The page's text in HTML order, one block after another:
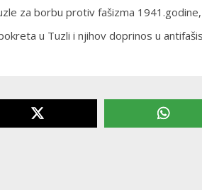
za borbu protiv fašizma
u Tuzli i njihov doprinos u